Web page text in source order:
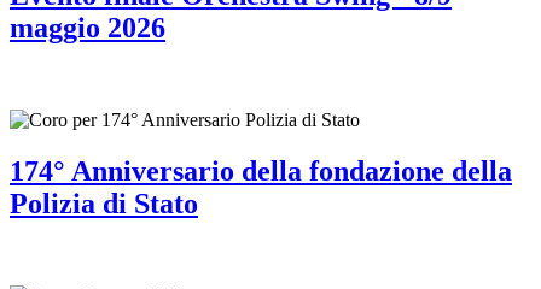
maggio 2026
174° Anniversario della fondazione della
Polizia di Stato